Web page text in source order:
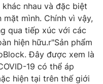
video
Thể thao
nhau và đặc biệt
mình. Chính vì vậy,
qua tiếp xúc với các
hiện hữu.r"Sản phẩm
Đây được xem là
19 có thể áp
hiện tại trên thế giới